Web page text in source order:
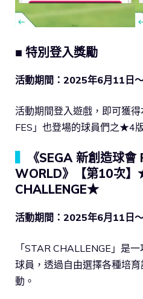
■ 特別登入獎勵
活動期間：2025年6月11日
活動期間登入遊戲，即可獲
FES」也登場的球員們之★4
《SEGA 新創造球
WORLD》【第10次
CHALLENGE★
活動期間：2025年6月11日
「STAR CHALLENGE」是
球員，透過自由選擇各種培
動。